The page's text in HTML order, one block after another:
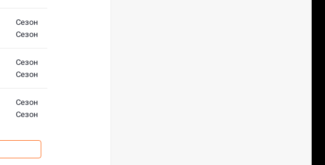
Сезон
Сезон
Сезон
Сезон
Сезон
Сезон